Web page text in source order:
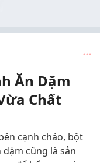
Ăn Dặm
Chất
cạnh cháo, bột
cũng là sản